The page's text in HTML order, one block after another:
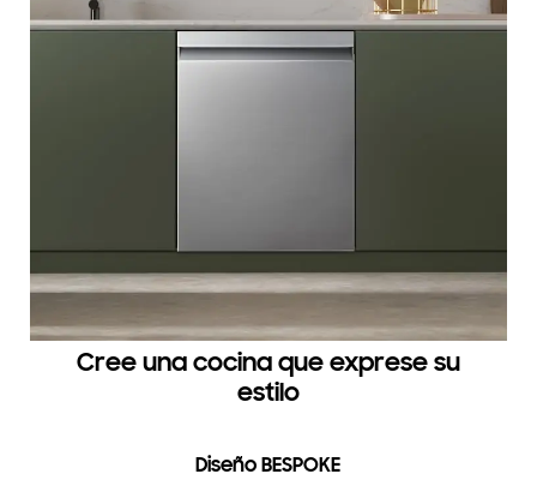
Cree una cocina que exprese su
estilo
Diseño BESPOKE